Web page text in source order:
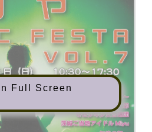
Full Screen